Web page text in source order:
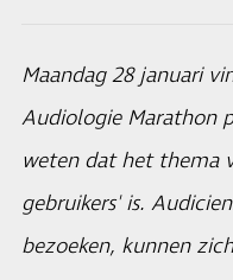
Maandag 28 januari
Audiologie Marathon
weten dat het thema
gebruikers' is.
bezoeken, kunnen